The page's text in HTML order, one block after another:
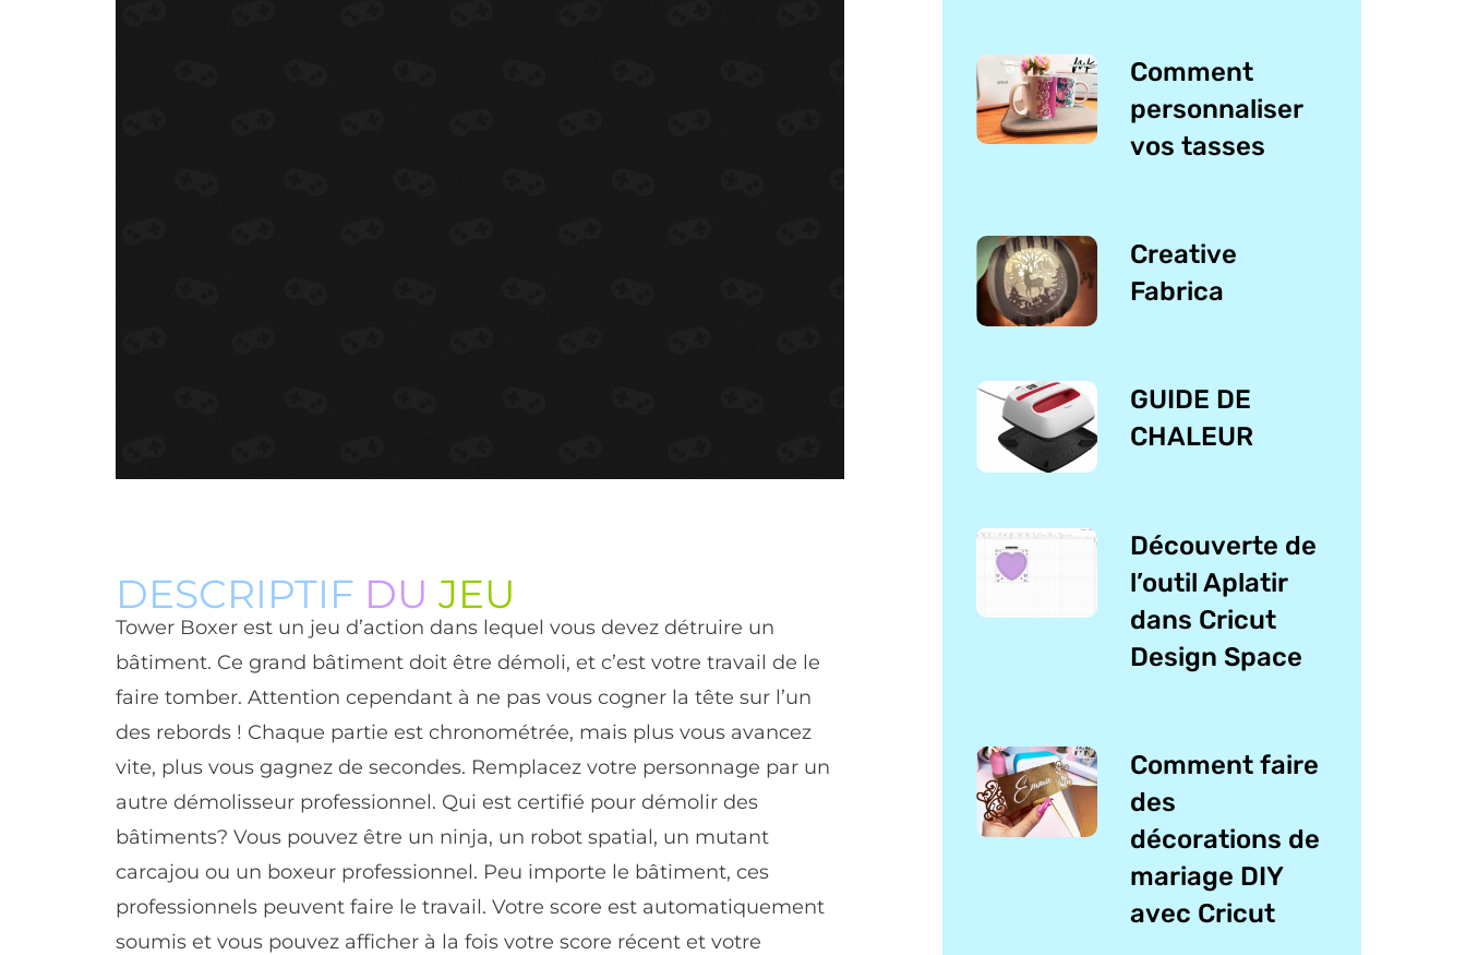
DESCRIPTIF DU JEU
Tower Boxer est un jeu d’action dans lequel vous devez détruire un
bâtiment. Ce grand bâtiment doit être démoli, et c’est votre travail de le
faire tomber. Attention cependant à ne pas vous cogner la tête sur l’un
des rebords ! Chaque partie est chronométrée, mais plus vous avancez
vite, plus vous gagnez de secondes. Remplacez votre personnage par un
autre démolisseur professionnel. Qui est certifié pour démolir des
bâtiments? Vous pouvez être un ninja, un robot spatial, un mutant
carcajou ou un boxeur professionnel. Peu importe le bâtiment, ces
professionnels peuvent faire le travail. Votre score est automatiquement
soumis et vous pouvez afficher à la fois votre score récent et votre
Comment
personnaliser
vos tasses
Creative
Fabrica
GUIDE DE
CHALEUR
Découverte de
l’outil Aplatir
dans Cricut
Design Space
Comment faire
des
décorations de
mariage DIY
avec Cricut